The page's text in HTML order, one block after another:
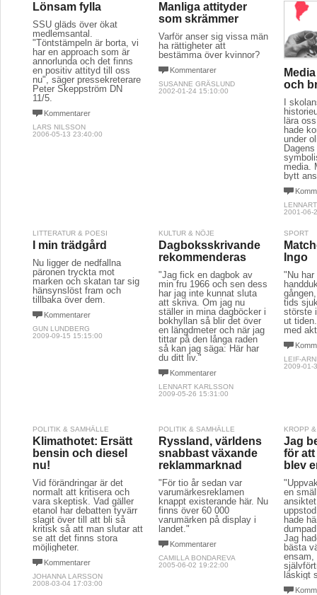
Lönsam fylla
SSU gläds över ökat
medlemsantal.
"Töntstämpeln är borta, vi
har en approach som är
annorlunda och det finns
en positiv attityd till oss
nu", säger pressekreterare
Peter Skeppström DN
11/5.
Kommentarer
LARS NILSSON
2006-05-13 23:40:00
Manliga attityder
som skrämmer
Varför anser sig vissa män
ha rättigheter att
bestämma över kvinnor?
Kommentarer
SUSANNE GRÄSLUND
2002-01-24 15:10:00
och
I
lära
hade
under
media.
bytt
2001-06-
LITTERATUR & POESI
I min trädgård
Nu ligger de nedfallna
päronen tryckta mot
marken och skatan tar sig
hänsynslöst fram och
tillbaka över dem.
Kommentarer
GUN LUNDBERG
2009-09-15 15:15:00
KULTUR & NÖJE
Dagboksskrivande
rekommenderas
"Jag fick en dagbok av
min fru 1966 och sen dess
har jag inte kunnat sluta
att skriva. Om jag nu
ställer in mina dagböcker i
bokhyllan så blir det över
en längdmeter och när jag
tittar på den långa raden
så kan jag säga: Här har
du ditt liv."
Kommentarer
LENNART KARLSSON
2009-05-26 15:31:00
SPORT
Ingo
"Nu
tids
störste
ut
med
LEIF-
2009-01-
POLITIK & SAMHÄLLE
Klimathotet: Ersätt
bensin och diesel
nu!
Vid förändringar är det
normalt att kritisera och
vara skeptisk. Vad gäller
etanol har debatten tyvärr
slagit över till att bli så
kritisk så att man slutar att
se att det finns stora
möjligheter.
Kommentarer
JOHANNA LARSSON
2008-03-04 17:03:00
POLITIK & SAMHÄLLE
Ryssland, världens
snabbast växande
reklammarknad
"För tio år sedan var
varumärkesreklamen
knappt existerande här. Nu
finns över 60 000
varumärken på display i
landet."
Kommentarer
CAMILLA BONDAREVA
2005-06-02 19:22:00
KROPP
Jag
för
blev
en
hade
Jag
bästa
ensam,
läskigt